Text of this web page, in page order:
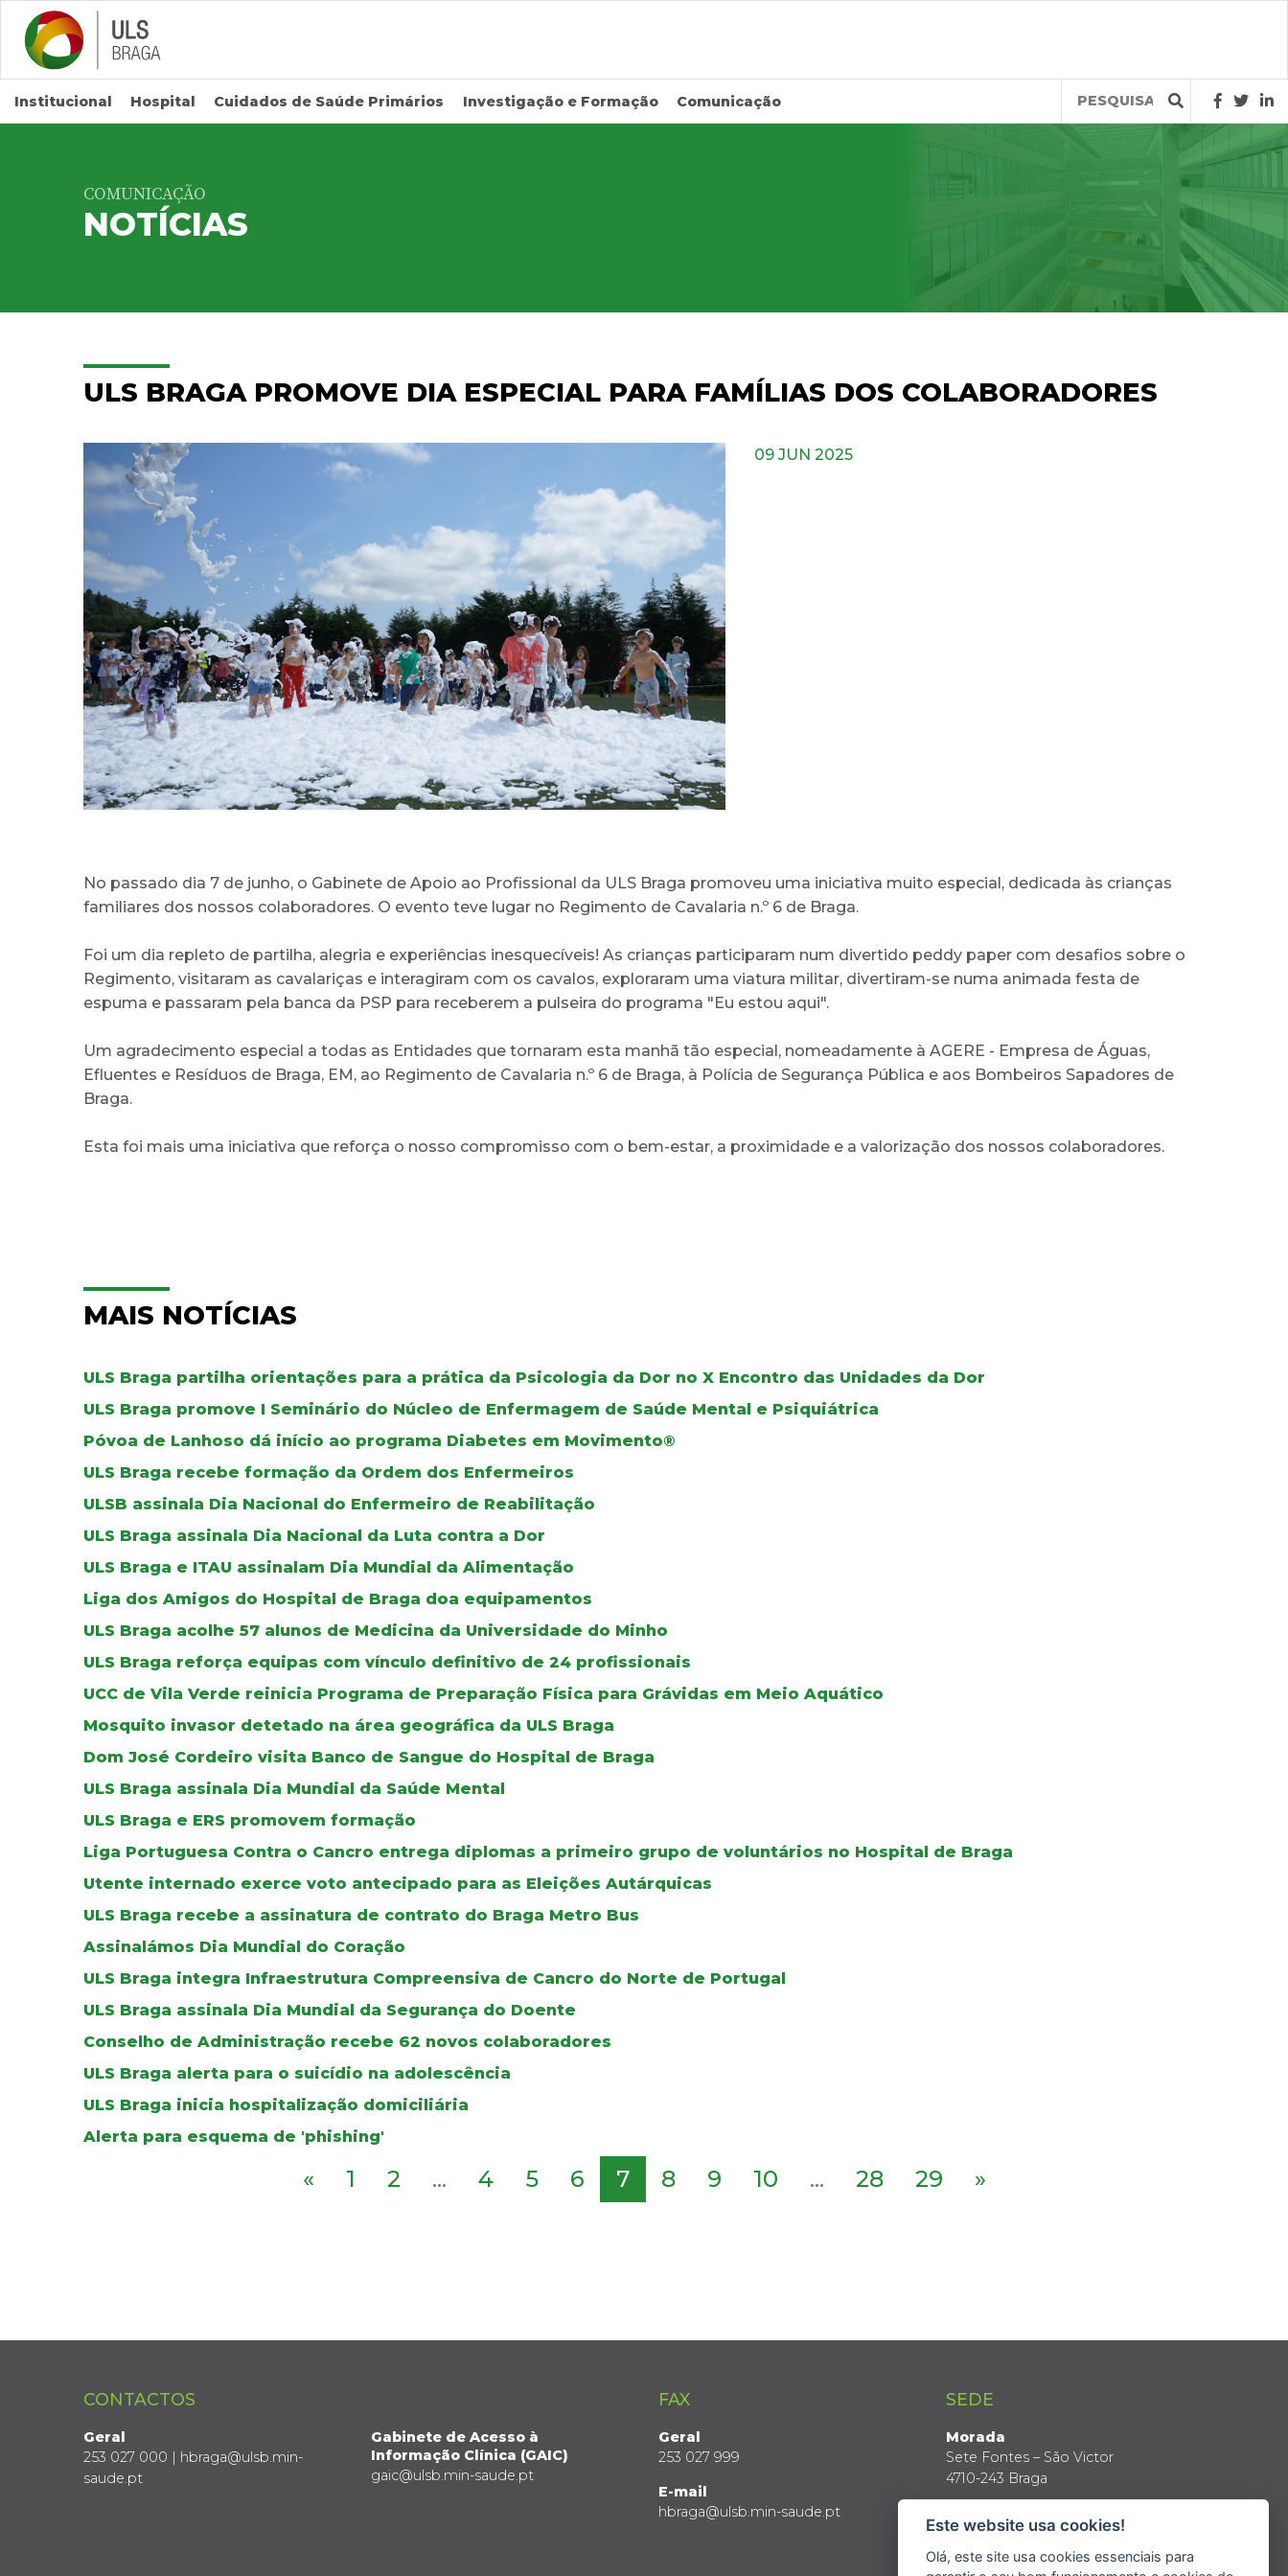
Saltar para conteúdo principal
Institucional Hospital Cuidados de Saúde Primários Investigação e Formação Comunicação
Query
COMUNICAÇÃO
NOTÍCIAS
ULS BRAGA PROMOVE DIA ESPECIAL PARA FAMÍLIAS DOS COLABORADORES
09 JUN 2025
No passado dia 7 de junho, o Gabinete de Apoio ao Profissional da ULS Braga promoveu uma iniciativa muito especial, dedicada às crianças
familiares dos nossos colaboradores. O evento teve lugar no Regimento de Cavalaria n.º 6 de Braga.
Foi um dia repleto de partilha, alegria e experiências inesquecíveis! As crianças participaram num divertido peddy paper com desafios sobre o
Regimento, visitaram as cavalariças e interagiram com os cavalos, exploraram uma viatura militar, divertiram-se numa animada festa de
espuma e passaram pela banca da PSP para receberem a pulseira do programa "Eu estou aqui".
Um agradecimento especial a todas as Entidades que tornaram esta manhã tão especial, nomeadamente à AGERE - Empresa de Águas,
Efluentes e Resíduos de Braga, EM, ao Regimento de Cavalaria n.º 6 de Braga, à Polícia de Segurança Pública e aos Bombeiros Sapadores de
Braga.
Esta foi mais uma iniciativa que reforça o nosso compromisso com o bem-estar, a proximidade e a valorização dos nossos colaboradores.
MAIS NOTÍCIAS
ULS Braga partilha orientações para a prática da Psicologia da Dor no X Encontro das Unidades da Dor
ULS Braga promove I Seminário do Núcleo de Enfermagem de Saúde Mental e Psiquiátrica
Póvoa de Lanhoso dá início ao programa Diabetes em Movimento®
ULS Braga recebe formação da Ordem dos Enfermeiros
ULSB assinala Dia Nacional do Enfermeiro de Reabilitação
ULS Braga assinala Dia Nacional da Luta contra a Dor
ULS Braga e ITAU assinalam Dia Mundial da Alimentação
Liga dos Amigos do Hospital de Braga doa equipamentos
ULS Braga acolhe 57 alunos de Medicina da Universidade do Minho
ULS Braga reforça equipas com vínculo definitivo de 24 profissionais
UCC de Vila Verde reinicia Programa de Preparação Física para Grávidas em Meio Aquático
Mosquito invasor detetado na área geográfica da ULS Braga
Dom José Cordeiro visita Banco de Sangue do Hospital de Braga
ULS Braga assinala Dia Mundial da Saúde Mental
ULS Braga e ERS promovem formação
Liga Portuguesa Contra o Cancro entrega diplomas a primeiro grupo de voluntários no Hospital de Braga
Utente internado exerce voto antecipado para as Eleições Autárquicas
ULS Braga recebe a assinatura de contrato do Braga Metro Bus
Assinalámos Dia Mundial do Coração
ULS Braga integra Infraestrutura Compreensiva de Cancro do Norte de Portugal
ULS Braga assinala Dia Mundial da Segurança do Doente
Conselho de Administração recebe 62 novos colaboradores
ULS Braga alerta para o suicídio na adolescência
ULS Braga inicia hospitalização domiciliária
Alerta para esquema de 'phishing'
« 1 2 ... 4 5 6 7 8 9 10 ... 28 29 »
CONTACTOS
Geral
253 027 000 | hbraga@ulsb.min-
saude.pt
Gabinete de Acesso à
Informação Clínica (GAIC)
gaic@ulsb.min-saude.pt
FAX
Geral
253 027 999
E-mail
hbraga@ulsb.min-saude.pt
SEDE
Morada
Sete Fontes – São Victor
4710-243 Braga
Latitude: 41º 34’ N
Longitude: 8º 24’ W
Este website usa cookies!
Olá, este site usa cookies essenciais para